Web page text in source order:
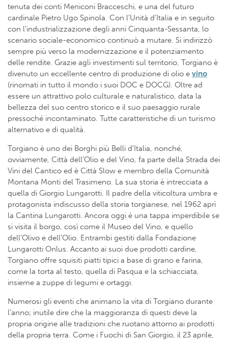
tenuta dei conti Meniconi Bracceschi, e una del futuro
cardinale Pietro Ugo Spinola. Con l’Unità d’Italia e in seguito
con l’industrializzazione degli anni Cinquanta-Sessanta, lo
scenario sociale-economico continuò a mutare. Si indirizzò
sempre più verso la modernizzazione e il potenziamento
delle rendite. Grazie agli investimenti sul territorio, Torgiano è
divenuto un eccellente centro di produzione di olio e vino
(rinomati in tutto il mondo i suoi DOC e DOCG). Oltre ad
essere un attrattivo polo culturale e naturalistico, data la
bellezza del suo centro storico e il suo paesaggio rurale
pressoché incontaminato. Tutte caratteristiche di un turismo
alternativo e di qualità.
Torgiano è uno dei Borghi più Belli d’Italia, nonché,
ovviamente, Città dell’Olio e del Vino, fa parte della Strada dei
Vini del Cantico ed è Città Slow e membro della Comunità
Montana Monti del Trasimeno. La sua storia è intrecciata a
quella di Giorgio Lungarotti. Il padre della viticoltura umbra e
protagonista indiscusso della storia torgianese, nel 1962 aprì
la Cantina Lungarotti. Ancora oggi è una tappa imperdibile se
si visita il borgo, così come il Museo del Vino, e quello
dell’Olivo e dell’Olio. Entrambi gestiti dalla Fondazione
Lungarotti Onlus. Accanto ai suoi due prodotti cardine,
Torgiano offre squisiti piatti tipici a base di grano e farina,
come la torta al testo, quella di Pasqua e la schiacciata,
insieme a zuppe di legumi e ortaggi.
Numerosi gli eventi che animano la vita di Torgiano durante
l’anno; inutile dire che la maggioranza di questi deve la
propria origine alle tradizioni che ruotano attorno ai prodotti
della propria terra. Come i Fuochi di San Giorgio, il 23 aprile,